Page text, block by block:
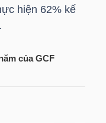
hiện 62% kế
củaGCF